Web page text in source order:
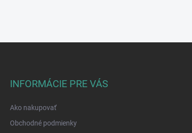
INFORMÁCIE PRE VÁS
Ako nakupovať
Obchodné podmienky